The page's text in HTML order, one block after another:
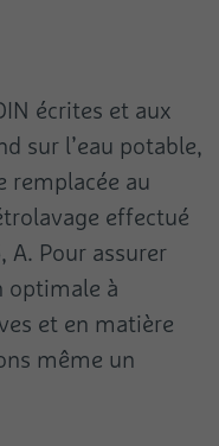
écrites et aux
sur l’eau potable,
remplacée au
effectué
A. Pour assurer
optimale à
et en matière
même un